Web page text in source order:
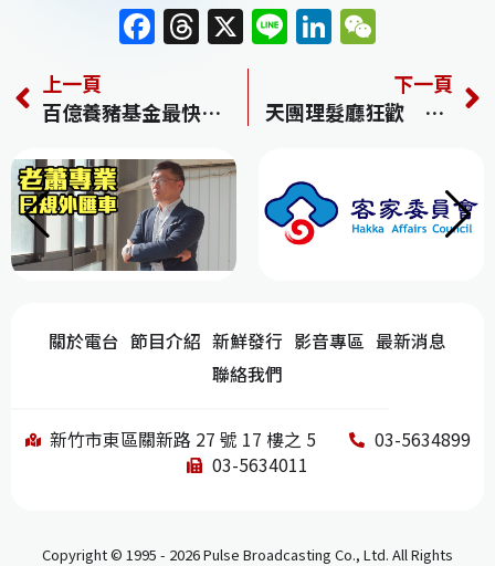
F
c
e
b
o
o
k
T
re
a
d
s
X Li
e
Li
k
e
n
C
h
上一頁
百億養豬基金最快下周定案 豬肉「保價」價格恐升至70元
下一頁
天團理髮廳狂歡 驚見「本土天王」在其中
關於電台 節目介紹 新鮮發行 影音專區 最新消息
聯絡我們
新竹市東區關新路 27 號 17 樓之 5
03-5634899
03-5634011
Copyright © 1995 - 2026 Pulse Broadcasting Co., Ltd. All Rights